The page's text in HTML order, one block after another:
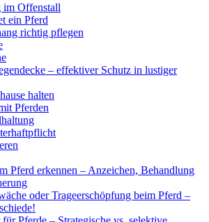
im Offenstall
ein Pferd
richtig pflegen
– effektiver Schutz in lustiger
halten
Pferden
Pferd erkennen – Anzeichen, Behandlung
oder Trageerschöpfung beim Pferd –